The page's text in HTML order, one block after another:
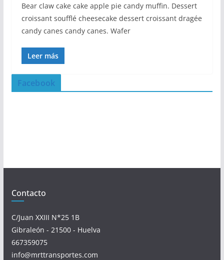
Bear claw cake cake apple pie candy muffin. Dessert
croissant soufflé cheesecake dessert croissant dragée
candy canes candy canes. Wafer
Leer más
Facebook
Contacto
C/Juan XXIII N*25 1B
Gibraleón - 21500 - Huelva
667359075
info@mrttransportes.com